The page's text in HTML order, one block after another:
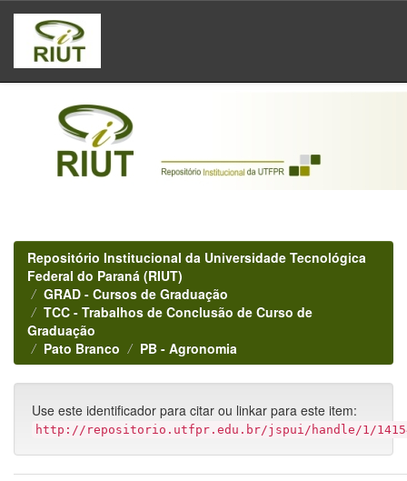
Skip
navigation
Repositório Institucional da Universidade Tecnológica
Federal do Paraná (RIUT)
GRAD - Cursos de Graduação
TCC - Trabalhos de Conclusão de Curso de
Graduação
Pato Branco
PB - Agronomia
Use este identificador para citar ou linkar para este item:
http://repositorio.utfpr.edu.br/jspui/handle/1/